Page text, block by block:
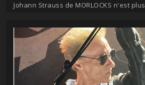
Johann Strauss de MORLOCKS n'est plus